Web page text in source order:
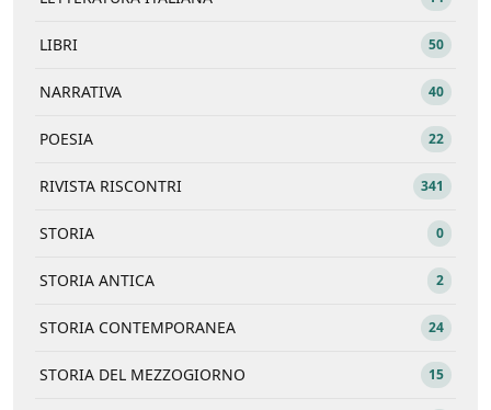
LIBRI 50
NARRATIVA 40
POESIA 22
RIVISTA RISCONTRI 341
STORIA 0
STORIA ANTICA 2
STORIA CONTEMPORANEA 24
STORIA DEL MEZZOGIORNO 15